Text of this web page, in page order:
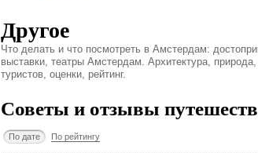
Другое
Что делать и что посмотреть в Амстердам:
выставки, театры Амстердам. Архитектура,
туристов, оценки, рейтинг.
Советы и отзывы
По дате По рейтингу